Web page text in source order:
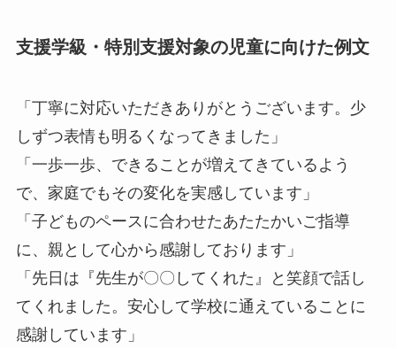
支援学級・特別支援対象の児童に向けた例文
「丁寧に対応いただきありがとうございます。少
しずつ表情も明るくなってきました」
「一歩一歩、できることが増えてきているよう
で、家庭でもその変化を実感しています」
「子どものペースに合わせたあたたかいご指導
に、親として心から感謝しております」
「先日は『先生が〇〇してくれた』と笑顔で話し
てくれました。安心して学校に通えていることに
感謝しています」